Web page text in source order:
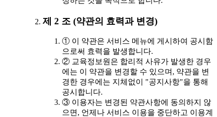
제 2 조 (약관의 효력과 변경)
① 이 약관은 서비스 메뉴에 게시하여 공시함
으로써 효력을 발생합니다.
② 교육정보원은 합리적 사유가 발생한 경우
에는 이 약관을 변경할 수 있으며, 약관을 변
경한 경우에는 지체없이 "공지사항"을 통해
공시합니다.
③ 이용자는 변경된 약관사항에 동의하지 않
으면, 언제나 서비스 이용을 중단하고 이용계